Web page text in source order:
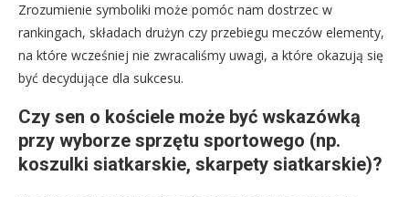
Zrozumienie symboliki może pomóc nam dostrzec w
rankingach, składach drużyn czy przebiegu meczów elementy,
na które wcześniej nie zwracaliśmy uwagi, a które okazują się
być decydujące dla sukcesu.
Czy sen o kościele może być wskazówką
przy wyborze sprzętu sportowego (np.
koszulki siatkarskie, skarpety siatkarskie)?